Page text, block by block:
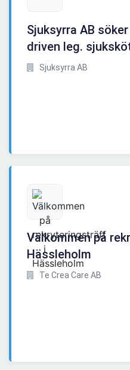
Sjuksyrra AB
driven leg.
Sjuksyrra AB
Välkommen på
Hässleholm
Te Crea Care AB